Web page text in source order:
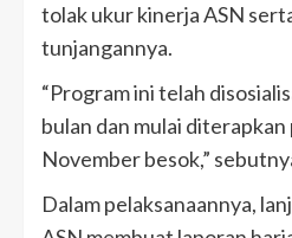
tolak ukur kinerja ASN
tunjangannya.
“Program ini telah
bulan dan mulai diterapkan
November besok,”
Dalam pelaksanaannya,